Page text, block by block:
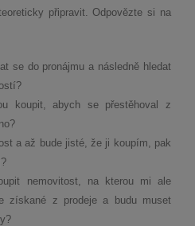
připravit. Odpovězte si na
se do pronájmu a následně hledat
koupit, abych se přestěhoval z
a až bude jisté, že ji koupím, pak
nemovitost, na kterou mi ale
získané z prodeje a budu muset